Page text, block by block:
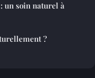
un soin naturel à
?